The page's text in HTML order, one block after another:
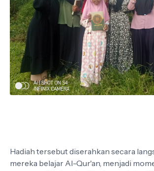
Hadiah tersebut diserahkan secara
mereka belajar Al-Qur'an, menjadi